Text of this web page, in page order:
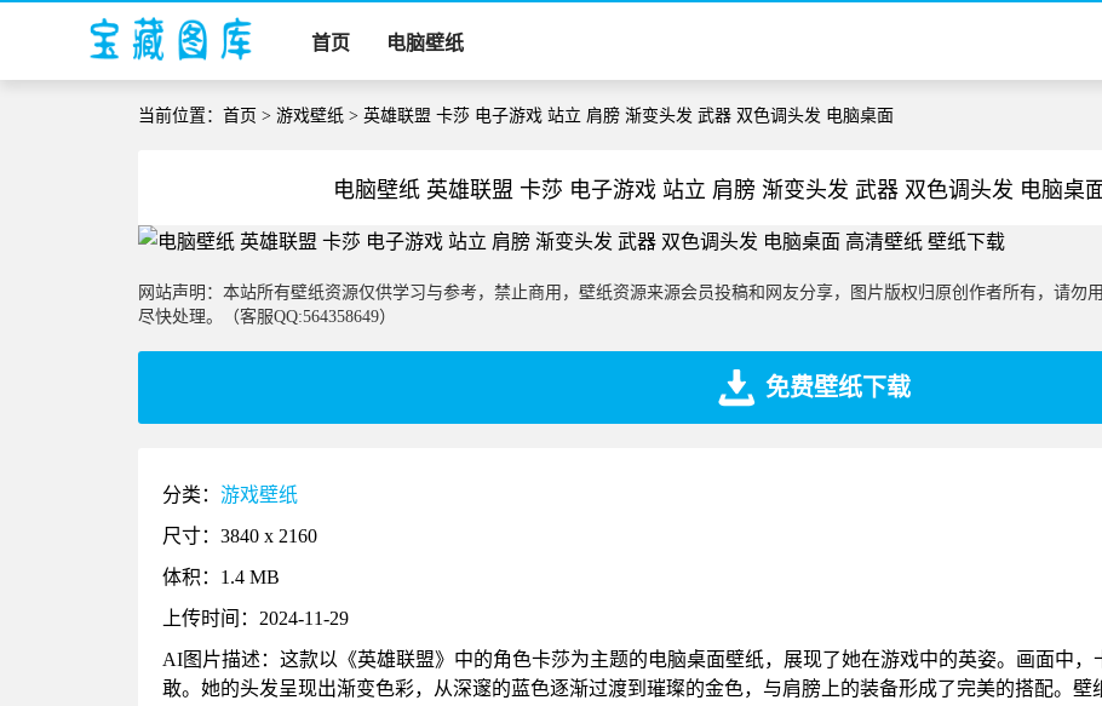
首页 电脑壁纸
当前位置：首页 >游戏壁纸 > 英雄联盟 卡莎 电子游戏 站立 肩膀 渐变头发 武器 双色调头发 电脑桌面
电脑壁纸 英雄联盟 卡莎 电子游戏 站立 肩膀 渐变头发 武器 双色调头发 电脑桌
网站声明：本站所有壁纸资源仅供学习与参考，禁止商用，壁纸资源来源会员投稿和网友分享，图片版权归原创作者所有，请勿
尽快处理。（客服QQ:564358649）
免费壁纸下载
分类：游戏壁纸
尺寸：3840 x 2160
体积：1.4 MB
上传时间：2024-11-29
AI图片描述：这款以《英雄联盟》中的角色卡莎为主题的电脑桌面壁纸，展现了她在游戏中的英姿。画面中
敢。她的头发呈现出渐变色彩，从深邃的蓝色逐渐过渡到璀璨的金色，与肩膀上的装备形成了完美的搭配。